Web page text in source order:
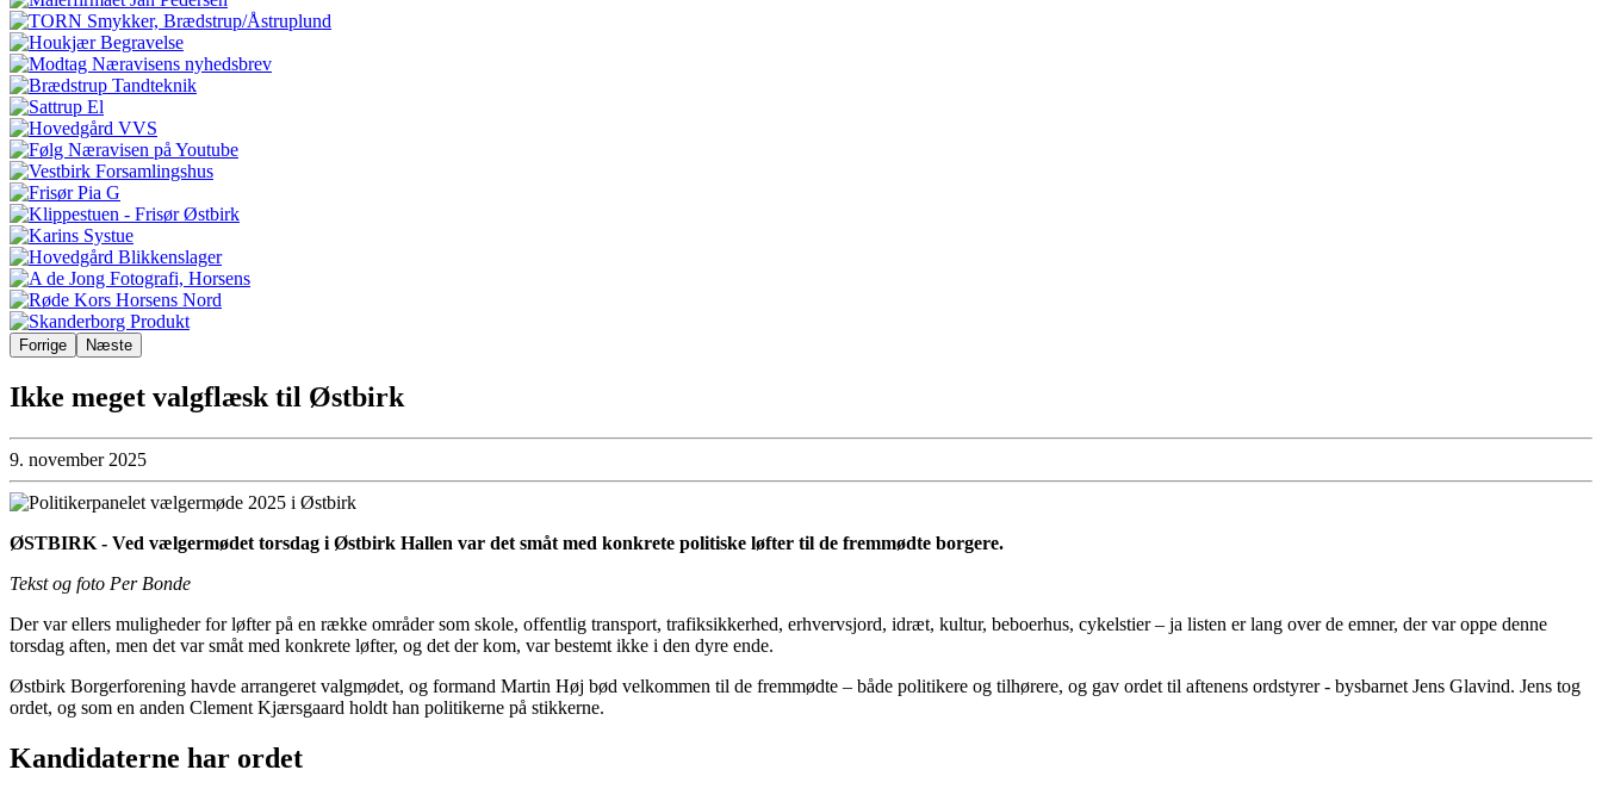
Forrige Næste
Ikke meget valgflæsk til Østbirk
9. november 2025
ØSTBIRK - Ved vælgermødet torsdag i Østbirk Hallen var det småt med konkrete politiske løfter til de fremmødte borgere.
Tekst og foto Per Bonde
Der var ellers muligheder for løfter på en række områder som skole, offentlig transport, trafiksikkerhed, erhvervsjord, idræt, kultur, beboerhus, cykelstier – ja listen er lang over de emner, der var oppe denne
torsdag aften, men det var småt med konkrete løfter, og det der kom, var bestemt ikke i den dyre ende.
Østbirk Borgerforening havde arrangeret valgmødet, og formand Martin Høj bød velkommen til de fremmødte – både politikere og tilhørere, og gav ordet til aftenens ordstyrer - bysbarnet Jens Glavind. Jens tog
ordet, og som en anden Clement Kjærsgaard holdt han politikerne på stikkerne.
Kandidaterne har ordet